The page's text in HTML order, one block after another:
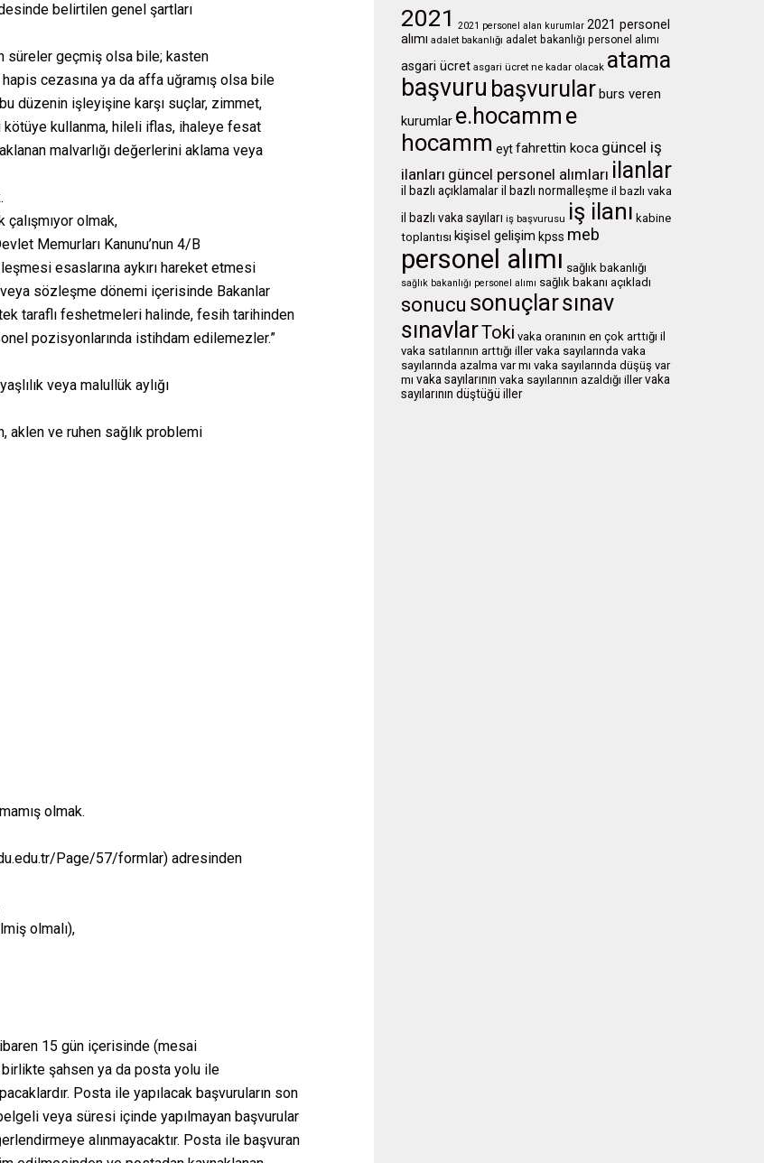
belirtilen genel şartları
süreler geçmiş olsa bile; kasten
cezasına ya da affa uğramış olsa bile
düzenin işleyişine karşı suçlar, zimmet,
kötüye kullanma, hileli iflas, ihaleye fesat
malvarlığı değerlerini aklama veya
olmak,
Memurları Kanunu’nun 4/B
esaslarına aykırı hareket etmesi
sözleşme dönemi içerisinde Bakanlar
taraflı feshetmeleri halinde, fesih tarihinden
pozisyonlarında istihdam edilemezler.”
veya malullük aylığı
aklen ve ruhen sağlık problemi
olmak.
Page/57/formlar) adresinden
olmalı),
15 gün içerisinde (mesai
şahsen ya da posta yolu ile
Posta ile yapılacak başvuruların son
veya süresi içinde yapılmayan başvurular
alınmayacaktır. Posta ile başvuran
2021 2021 personel alan kurumlar 2021 personel
alımı adalet bakanlığı adalet bakanlığı personel alımı
asgari ücret asgari ücret ne kadar olacak atama
başvuru başvurularburs veren
kurumlar e.hocamm e
hocamm eytfahrettin koca güncel iş
ilanları güncel personel alımları ilanlar
il bazlı açıklamalaril bazlı normalleşme il bazlı vaka
il bazlı vaka sayıları iş başvurusu iş ilanı kabine
toplantısı kişisel gelişim kpss meb
personel alımı sağlık bakanlığı
sağlık bakanlığı personel alımı sağlık bakanı açıkladı
sonucu sonuçlarsınav
sınavlarToki vaka oranının en çok arttığı il
vaka satılarının arttığı iller vaka sayılarında vaka
sayılarında azalma var mı vaka sayılarında düşüş var
mı vaka sayılarının vaka sayılarının azaldığı iller vaka
sayılarının düştüğü iller